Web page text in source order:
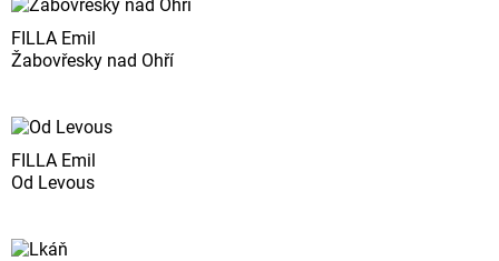
FILLA Emil
Žabovřesky nad Ohří
FILLA Emil
Od Levous